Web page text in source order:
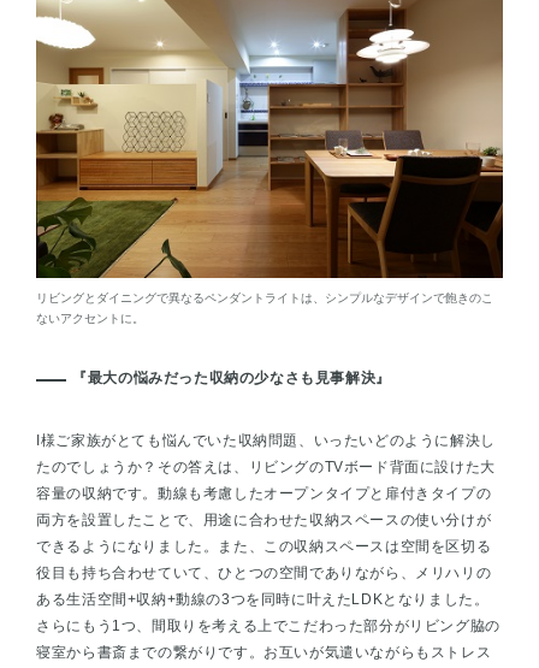
リビングとダイニングで異なるペンダントライトは、シンプルなデザインで飽きのこ
ないアクセントに。
『最大の悩みだった収納の少なさも見事解決』
I様ご家族がとても悩んでいた収納問題、いったいどのように解決し
たのでしょうか？その答えは、リビングのTVボード背面に設けた大
容量の収納です。動線も考慮したオープンタイプと扉付きタイプの
両方を設置したことで、用途に合わせた収納スペースの使い分けが
できるようになりました。また、この収納スペースは空間を区切る
役目も持ち合わせていて、ひとつの空間でありながら、メリハリの
ある生活空間+収納+動線の3つを同時に叶えたLDKとなりました。
さらにもう1つ、間取りを考える上でこだわった部分がリビング脇の
寝室から書斎までの繋がりです。お互いが気遣いながらもストレス